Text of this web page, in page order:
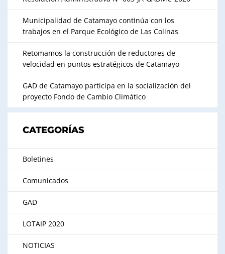
Municipalidad de Catamayo continúa con los
trabajos en el Parque Ecológico de Las Colinas
Retomamos la construcción de reductores de
velocidad en puntos estratégicos de Catamayo
GAD de Catamayo participa en la socialización del
proyecto Fondo de Cambio Climático
CATEGORÍAS
Boletines
Comunicados
GAD
LOTAIP 2020
NOTICIAS